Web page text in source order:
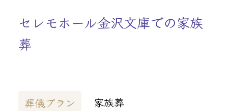
セレモホール金沢文庫での家族
葬
葬儀プラン 家族葬